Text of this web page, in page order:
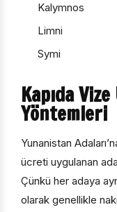
Kalymnos
Limni
Symi
Kapıda
Yöntemleri
Yunanistan
ücreti uygulanan
Çünkü her adaya
olarak genellikle